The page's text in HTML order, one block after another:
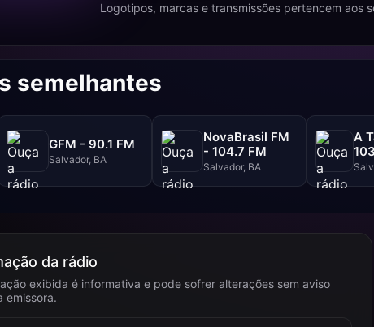
Logotipos, marcas e transmissões pertencem aos
semelhantes
GFM - 90.1 FM
Salvador, BA
NovaBrasil FM
- 104.7 FM
Salvador, BA
A
da rádio
exibida é informativa e pode sofrer alterações sem aviso
emissora.